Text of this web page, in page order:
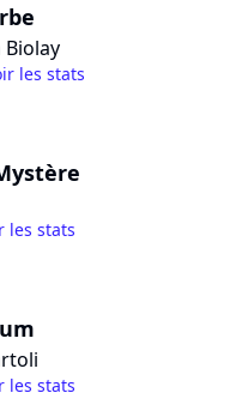
Biolay
les stats
les stats
les stats